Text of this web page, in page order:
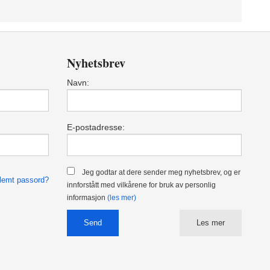
passord?
Nyhetsbrev
Navn:
E-postadresse:
Jeg godtar at dere sender meg nyhetsbrev, og er
innforstått med vilkårene for bruk av personlig
informasjon (les mer)
Les mer